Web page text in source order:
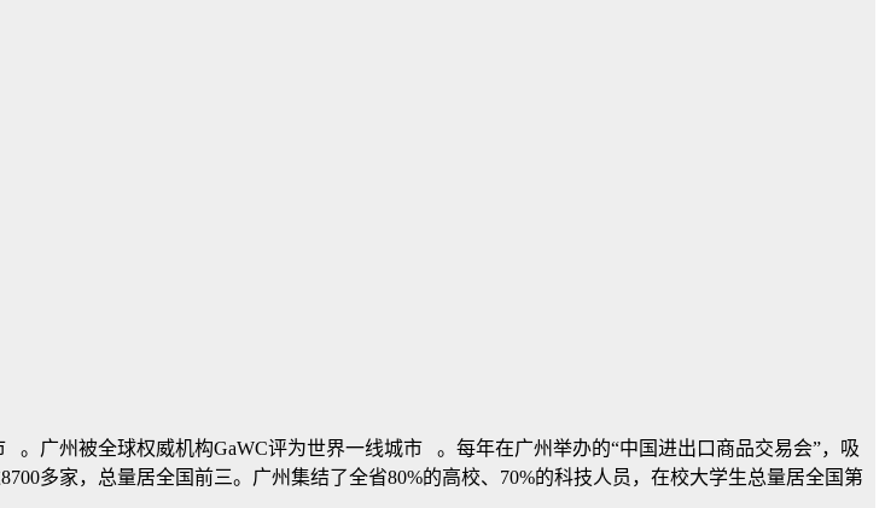
。广州被全球权威机构GaWC评为世界一线城市 。每年在广州举办的“中国进出口商品交易会”，吸
多家，总量居全国前三。广州集结了全省80%的高校、70%的科技人员，在校大学生总量居全国第